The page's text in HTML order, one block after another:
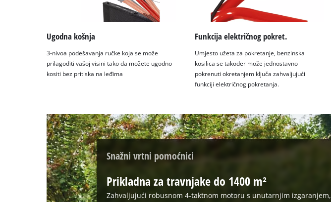
Ugodna košnja
3-nivoa podešavanja ručke koja se može
prilagoditi vašoj visini tako da možete ugodno
kositi bez pritiska na leđima
Funkcija električnog pokret.
Umjesto užeta za pokretanje, benzinska
kosilica se također može jednostavno
pokrenuti okretanjem ključa zahvaljujući
funkciji električnog pokretanja.
Snažni vrtni pomoćnici
Prikladna za travnjake do 1400 m²
Zahvaljujući robusnom 4-taktnom motoru s unutarnjim izgaranjem,